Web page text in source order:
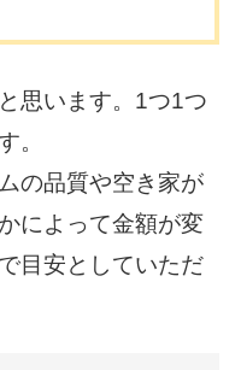
思います。1つ1つ
。
の品質や空き家が
によって金額が変
目安としていただ